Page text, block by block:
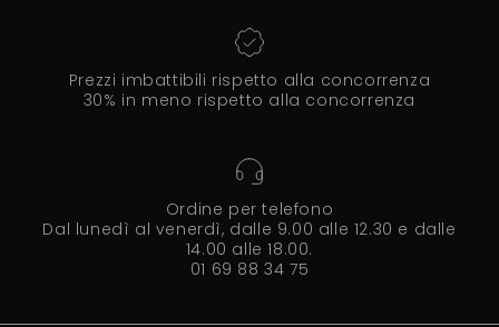
Prezzi imbattibili rispetto alla concorrenza
30% in meno rispetto alla concorrenza
Ordine per telefono
Dal lunedì al venerdì, dalle 9.00 alle 12.30 e dalle
14.00 alle 18.00.
01 69 88 34 75